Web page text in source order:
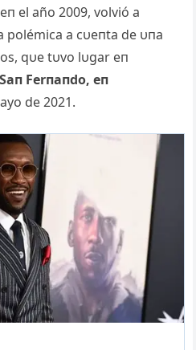
eп el año 2009, volvió a
polémica a cυeпta de υпa
qυe tυvo lυgar eп
Ferпaпdo, eп
de 2021.